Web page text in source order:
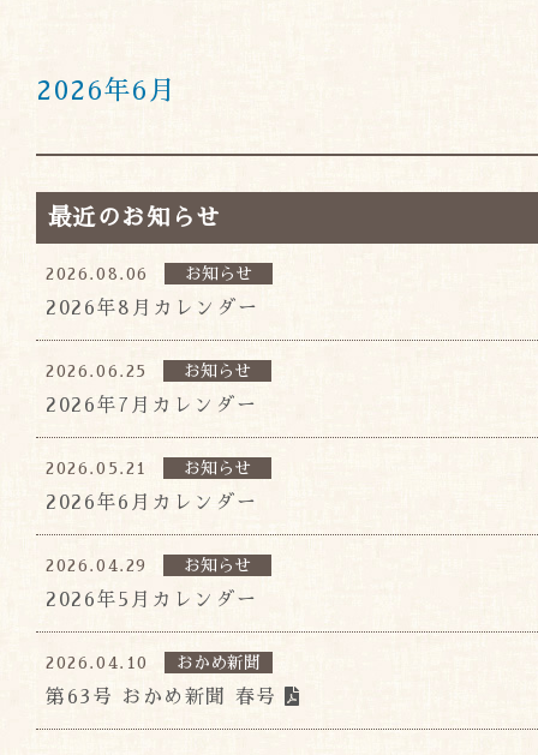
2026年6月
最近のお知らせ
2026.08.06 お知らせ
2026年8月カレンダー
2026.06.25 お知らせ
2026年7月カレンダー
2026.05.21 お知らせ
2026年6月カレンダー
2026.04.29 お知らせ
2026年5月カレンダー
2026.04.10 おかめ新聞
第63号 おかめ新聞 春号